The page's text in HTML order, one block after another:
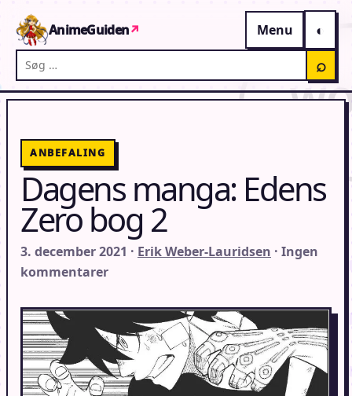
AnimeGuiden↗
Menu
Søg på AnimeGuiden
⌕
ANBEFALING
Dagens manga: Edens
Zero bog 2
3. december 2021 · Erik Weber-Lauridsen · Ingen
kommentarer